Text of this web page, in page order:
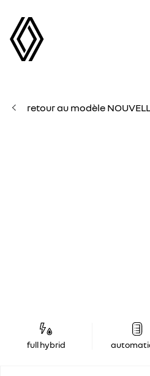
retour au modèle
full hybrid